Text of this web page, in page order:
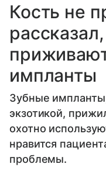
Кость не
импланты
Зубные
экзотикой,
охотно
нравится
проблемы.